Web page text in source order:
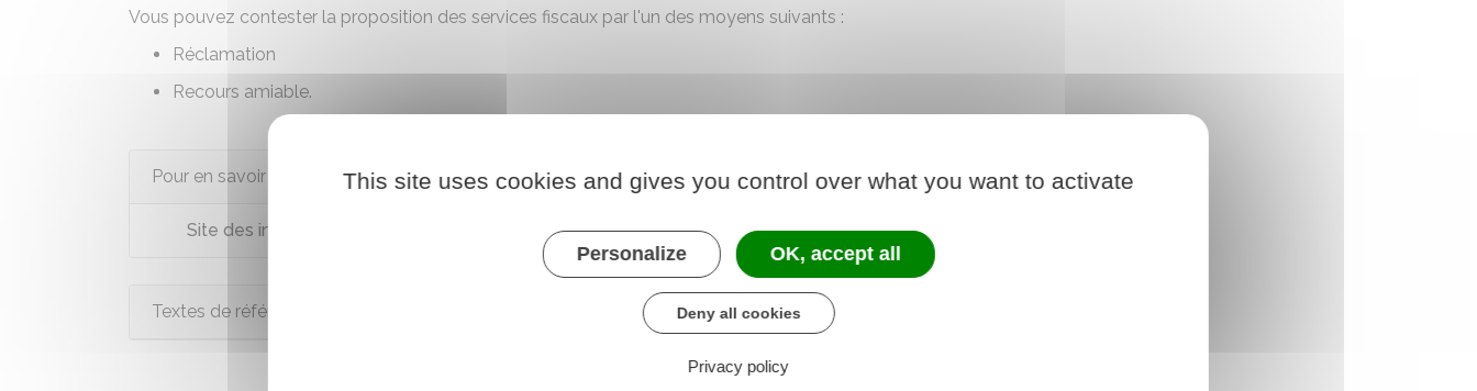
Vous pouvez contester la proposition des services fiscaux par l'un des moyens suivants :
Réclamation
Recours amiable.
Pour en savoir plus
Site des impôts
Textes de référence
This site uses cookies and gives you control over what you want to activate
Personalize OK, accept all
Deny all cookies
Privacy policy